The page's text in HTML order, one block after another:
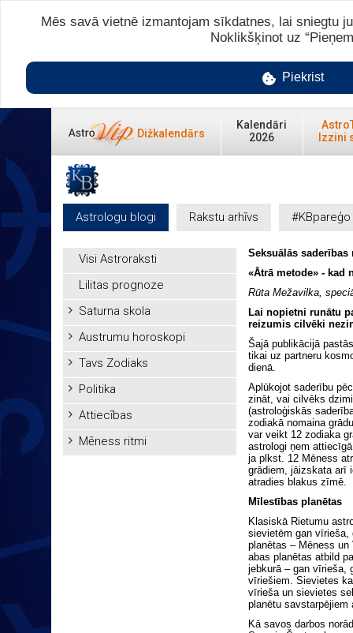
Dižkalendārs
Kalendāri
2026
Izzini
Astrologu blogi Rakstu arhīvs #KBpareģo
Visi Astroraksti
Lilitas prognoze
Saturna skola
Austrumu horoskopi
Tavs Zodiaks
Politika
Attiecības
Mēness ritmi
Seksuālās saderības
«Ātrā metode» - kad
Rūta Mežavilka,
Lai nopietni runātu
reizumis cilvēki
Šajā publikācijā
tikai uz partneru
dienā.
Aplūkojot saderību
zināt, vai cilvēks
(astroloģiskās
zodiakā nomaina
var veikt 12 zodiaka
astrologi ņem
ja plkst. 12 Mēness
grādiem, jāizskata arī
atradies blakus zīmē.
Mīlestības planētas
Klasiskā Rietumu
sievietēm gan
planētas – Mēness
abas planētas atbild
jebkurā – gan vīrieša,
vīriešiem. Sievietes
vīrieša un sievietes
planētu savstarpējiem
Kā savos darbos
Mēs savā vietnē izmantojam sīkdatnes, lai sniegtu
Noklikšķinot uz
Piekrist